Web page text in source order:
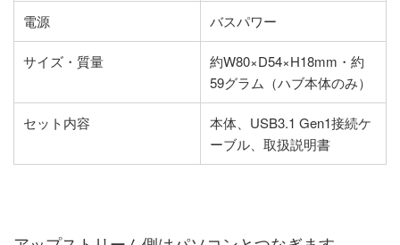
電源 バスパワー
サイズ・質量
約W80×D54×H18mm・約
59グラム（ハブ本体のみ）
セット内容
本体、USB3.1 Gen1接続ケ
ーブル、取扱説明書